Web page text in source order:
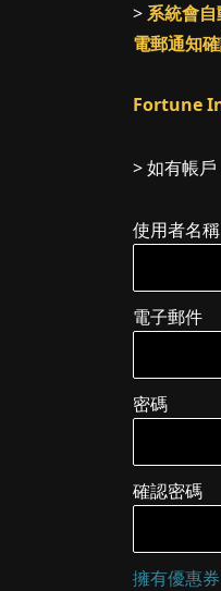
>系統會
電郵通知
Fortune
> 如有帳
使用者名稱
電子郵件
密碼
確認密碼
擁有優惠券